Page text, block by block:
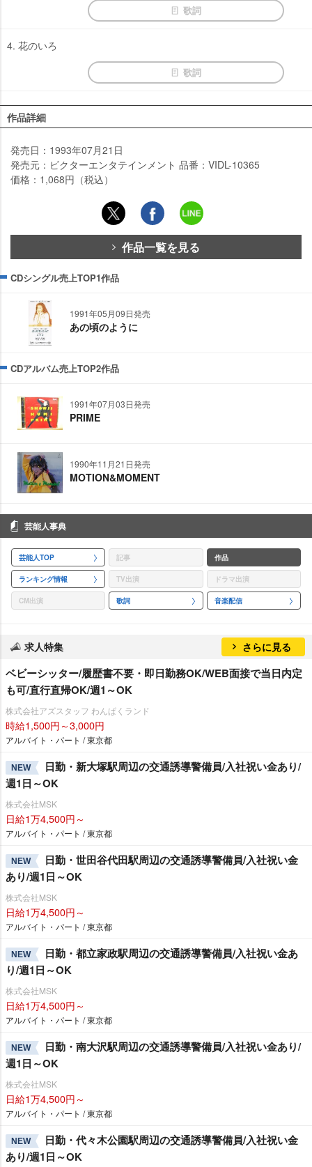
歌詞
4. 花のいろ
歌詞
作品詳細
発売日：1993年07月21日
発売元：ビクターエンタテインメント 品番：VIDL-10365
価格：1,068円（税込）
作品一覧を見る
CDシングル売上TOP1作品
1991年05月09日発売
あの頃のように
CDアルバム売上TOP2作品
1991年07月03日発売
PRIME
1990年11月21日発売
MOTION&MOMENT
芸能人事典
芸能人TOP 記事 作品
ランキング情報 TV出演 ドラマ出演
CM出演 歌詞 音楽配信
求人特集 さらに見る
ベビーシッター/履歴書不要・即日勤務OK/WEB面接で当日内定
も可/直行直帰OK/週1～OK
株式会社アズスタッフ わんぱくランド
時給1,500円～3,000円
アルバイト・パート / 東京都
NEW
日勤・新大塚駅周辺の交通誘導警備員/入社祝い金あり/
週1日～OK
株式会社MSK
日給1万4,500円～
アルバイト・パート / 東京都
NEW
日勤・世田谷代田駅周辺の交通誘導警備員/入社祝い金
あり/週1日～OK
株式会社MSK
日給1万4,500円～
アルバイト・パート / 東京都
NEW
日勤・都立家政駅周辺の交通誘導警備員/入社祝い金あ
り/週1日～OK
株式会社MSK
日給1万4,500円～
アルバイト・パート / 東京都
NEW
日勤・南大沢駅周辺の交通誘導警備員/入社祝い金あり/
週1日～OK
株式会社MSK
日給1万4,500円～
アルバイト・パート / 東京都
NEW
日勤・代々木公園駅周辺の交通誘導警備員/入社祝い金
あり/週1日～OK